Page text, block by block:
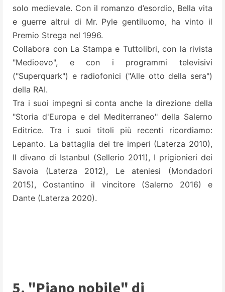
solo medievale. Con il romanzo d’esordio, Bella vita
e guerre altrui di Mr. Pyle gentiluomo, ha vinto il
Premio Strega nel 1996.
Collabora con La Stampa e Tuttolibri, con la rivista
"Medioevo", e con i programmi televisivi
("Superquark") e radiofonici ("Alle otto della sera")
della RAI.
Tra i suoi impegni si conta anche la direzione della
"Storia d'Europa e del Mediterraneo" della Salerno
Editrice. Tra i suoi titoli più recenti ricordiamo:
Lepanto. La battaglia dei tre imperi (Laterza 2010),
Il divano di Istanbul (Sellerio 2011), I prigionieri dei
Savoia (Laterza 2012), Le ateniesi (Mondadori
2015), Costantino il vincitore (Salerno 2016) e
Dante (Laterza 2020).
5. "Piano nobile" di